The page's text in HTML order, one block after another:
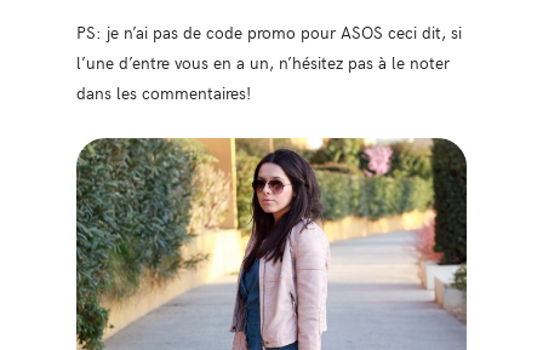
PS: je n’ai pas de code promo pour ASOS ceci dit, si
l’une d’entre vous en a un, n’hésitez pas à le noter
dans les commentaires!